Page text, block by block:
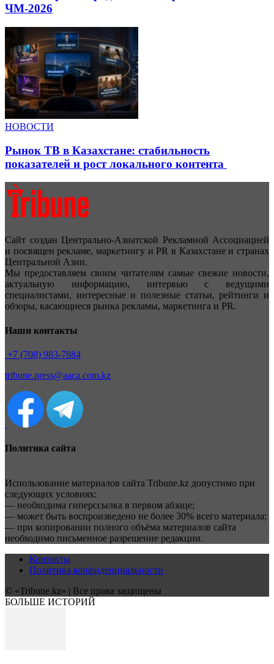
ЧМ-2026
НОВОСТИ
Рынок ТВ в Казахстане: стабильность
показателей и рост локального контента
Сайт создан Центрально-Азиатской Рекламной Ассоциацией
и посвящен рекламе, маркетингу и PR в Казахстане и странах
Центральной Азии.
Мы предоставляем своим читателям самые свежие новости,
актуальную информацию, интервью с ведущими
специалистами, интересные и полезные статьи, рейтинги и
обзоры, касающиеся рынка рекламы, маркетинга и PR.
Наши контакты
+7 (708) 983-7884
tribune.press@aaca.com.kz
Политика сайта
Использование материалов сайта Tribune.kz допустимо при
следующих условиях:
— необходима гиперссылка в первом абзаце;
— может быть воспроизведено не более 30% всего материала;
— при копировании полного объёма материалов сайта
необходимо письменное разрешение редакции.
Контакты
Политика конфиденциальности
© «Tribune.kz» | Все права защищены
БОЛЬШЕ ИСТОРИЙ